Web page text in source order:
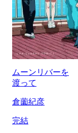
ムーンリバーを
渡って
倉薗紀彦
完結